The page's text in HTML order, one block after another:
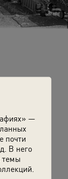
—
почти
В него
темы
Тельмана
15